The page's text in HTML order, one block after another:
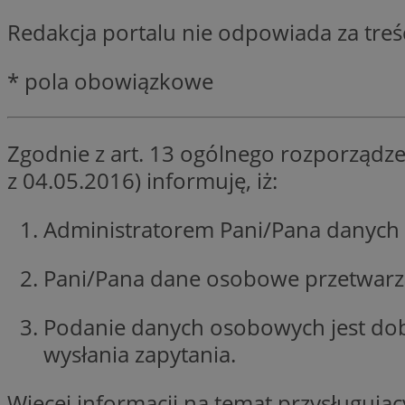
Redakcja portalu nie odpowiada za
* pola obowiązkowe
Zgodnie z art. 13 ogólnego
z 04.05.2016) informuję, iż:
Administratorem Pani/Pana
Pani/Pana dane osobowe
Podanie danych osobowych jest
wysłania zapytania.
QeSessID
suid
euds